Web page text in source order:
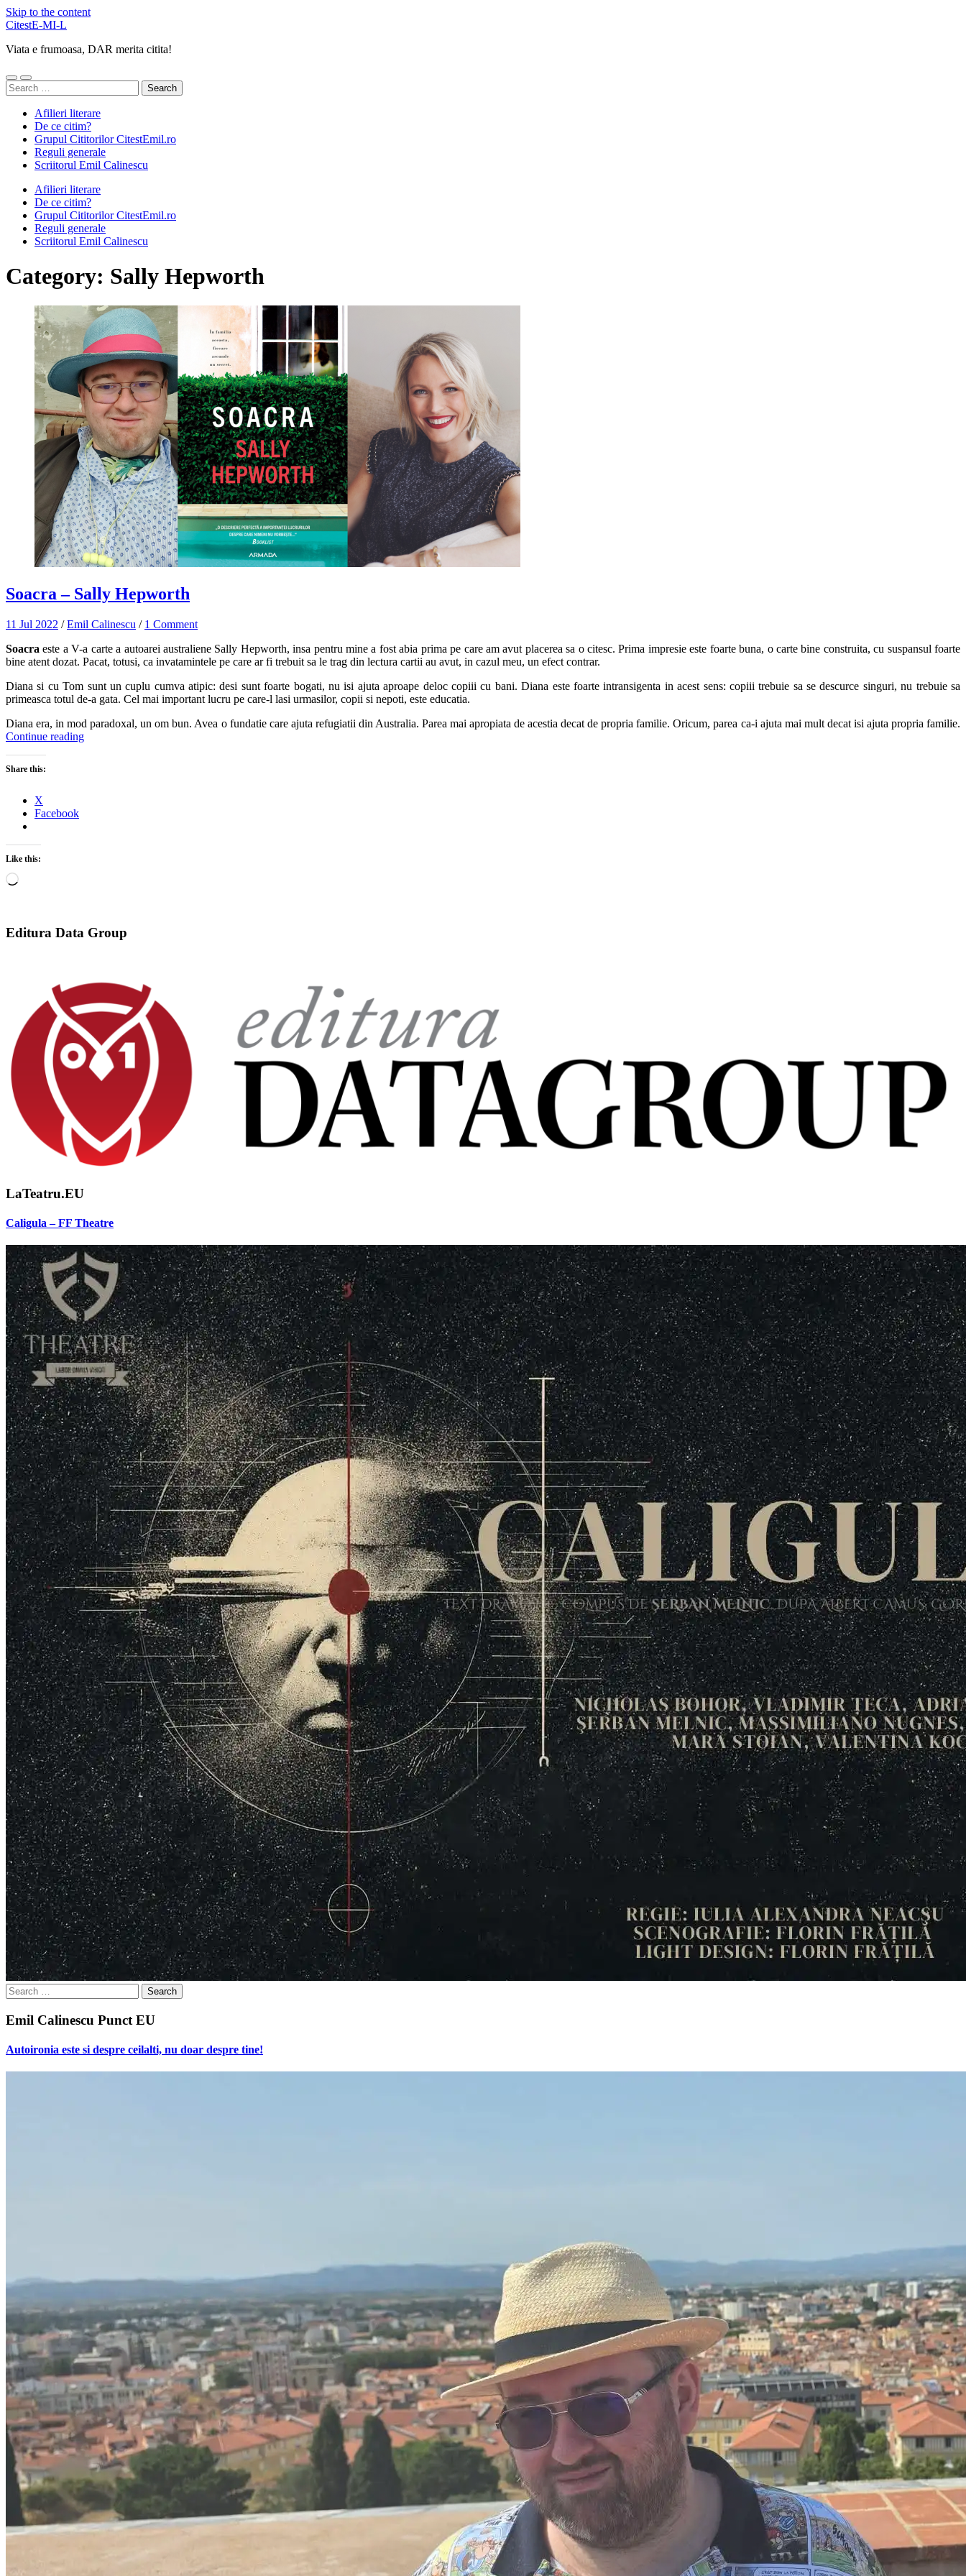
Skip to the content
CitestE-MI-L
Viata e frumoasa, DAR merita citita!
Toggle
mobile
Toggle
search
Search
for:
Afilieri literare
De ce citim?
Grupul Cititorilor CitestEmil.ro
Reguli generale
Scriitorul Emil Calinescu
Afilieri literare
De ce citim?
Grupul Cititorilor CitestEmil.ro
Reguli generale
Scriitorul Emil Calinescu
Category: Sally Hepworth
Soacra – Sally Hepworth
11 Jul 2022 /Emil Calinescu / 1 Comment
Soacra este a V-a carte a autoarei australiene Sally Hepworth, insa pentru mine a fost abia prima pe care am avut placerea sa o citesc. Prima impresie este foarte buna, o carte bine construita, cu suspansul foarte
bine atent dozat. Pacat, totusi, ca invatamintele pe care ar fi trebuit sa le trag din lectura cartii au avut, in cazul meu, un efect contrar.
Diana si cu Tom sunt un cuplu cumva atipic: desi sunt foarte bogati, nu isi ajuta aproape deloc copiii cu bani. Diana este foarte intransigenta in acest sens: copiii trebuie sa se descurce singuri, nu trebuie sa
primeasca totul de-a gata. Cel mai important lucru pe care-l lasi urmasilor, copii si nepoti, este educatia.
Diana era, in mod paradoxal, un om bun. Avea o fundatie care ajuta refugiatii din Australia. Parea mai apropiata de acestia decat de propria familie. Oricum, parea ca-i ajuta mai mult decat isi ajuta propria familie.
Continue reading
Share this:
X
Facebook
Like this:
Loading…
Editura Data Group
LaTeatru.EU
Caligula – FF Theatre
Search
for:
Emil Calinescu Punct EU
Autoironia este si despre ceilalti, nu doar despre tine!